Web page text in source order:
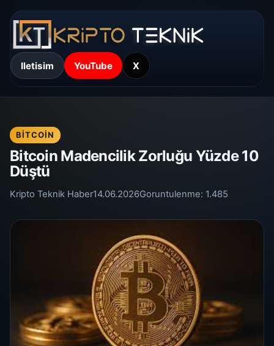
Iletisim YouTube X
BITCOIN
Bitcoin Madencilik Zorluğu Yüzde 10
Düştü
Kripto Teknik Haber14.06.2026Goruntulenme: 1.485